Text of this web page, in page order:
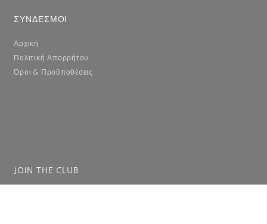
ΣΥΝΔΕΣΜΟΙ
Αρχική
Πολιτική Απορρήτου
Όροι & Προϋποθέσεις
JOIN THE CLUB